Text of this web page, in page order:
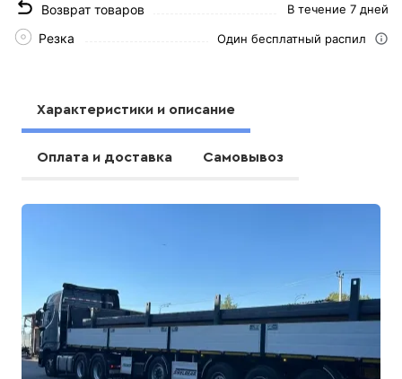
Возврат товаров В течение 7 дней
Резка Один бесплатный распил
Характеристики и описание
Оплата и доставка Самовывоз